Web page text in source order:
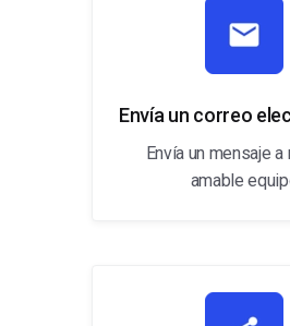
Envía un correo
Envía un mensaje
amable